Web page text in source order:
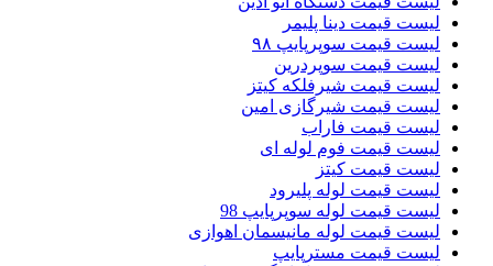
لیست قیمت دینا پلیمر
لیست قیمت سوپرپایپ ۹۸
لیست قیمت سوپردرین
لیست قیمت شیرفلکه کیتز
لیست قیمت شیرگازی امین
لیست قیمت فاراب
لیست قیمت فوم لوله ای
لیست قیمت کیتز
لیست قیمت لوله پلیرود
لیست قیمت لوله سوپرپایپ 98
لیست قیمت لوله مانیسمان اهوازی
لیست قیمت مسترپایپ